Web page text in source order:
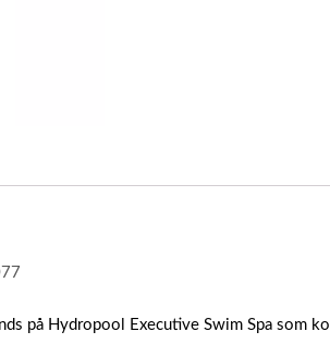
på Hydropool Executive Swim Spa som